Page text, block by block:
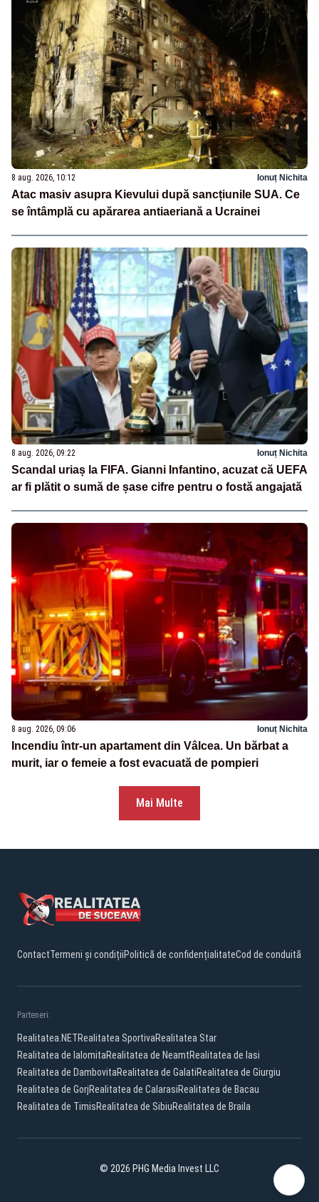
8 aug. 2026, 10:12 Ionuț Nichita
Atac masiv asupra Kievului după sancțiunile SUA. Ce
se întâmplă cu apărarea antiaeriană a Ucrainei
8 aug. 2026, 09:22 Ionuț Nichita
Scandal uriaș la FIFA. Gianni Infantino, acuzat că UEFA
ar fi plătit o sumă de șase cifre pentru o fostă angajată
8 aug. 2026, 09:06 Ionuț Nichita
Incendiu într-un apartament din Vâlcea. Un bărbat a
murit, iar o femeie a fost evacuată de pompieri
Mai Multe
ContactTermeni și condițiiPolitică de confidențialitateCod de conduită
Parteneri:
Realitatea.NETRealitatea SportivaRealitatea Star
Realitatea de IalomitaRealitatea de NeamtRealitatea de Iasi
Realitatea de DambovitaRealitatea de GalatiRealitatea de Giurgiu
Realitatea de GorjRealitatea de CalarasiRealitatea de Bacau
Realitatea de TimisRealitatea de SibiuRealitatea de Braila
© 2026 PHG Media Invest LLC